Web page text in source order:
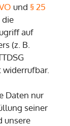
und § 25
die
auf
(z. B.
Daten nur
seiner
unsere